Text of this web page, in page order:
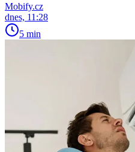
Mobify.cz
dnes, 11:28
5 min